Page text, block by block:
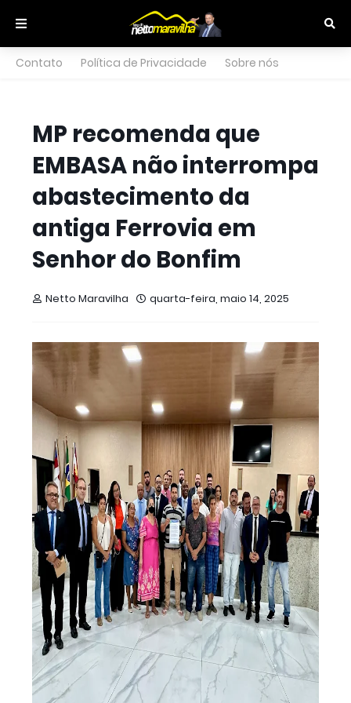
Contato Política de Privacidade Sobre nós
MP recomenda que
EMBASA não interrompa
abastecimento da
antiga Ferrovia em
Senhor do Bonfim
Netto Maravilha quarta-feira, maio 14, 2025